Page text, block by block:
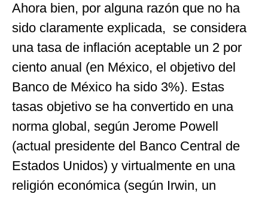
Ahora bien, por alguna razón que no ha
sido claramente explicada, se considera
una tasa de inflación aceptable un 2 por
ciento anual (en México, el objetivo del
Banco de México ha sido 3%). Estas
tasas objetivo se ha convertido en una
norma global, según Jerome Powell
(actual presidente del Banco Central de
Estados Unidos) y virtualmente en una
religión económica (según Irwin, un